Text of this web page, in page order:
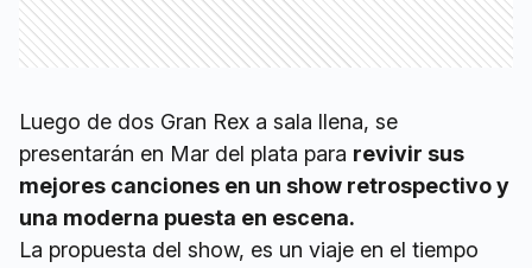
Luego de dos Gran Rex a sala llena, se
presentarán en Mar del plata para revivir sus
mejores canciones en un show retrospectivo y
una moderna puesta en escena.
La propuesta del show, es un viaje en el tiempo